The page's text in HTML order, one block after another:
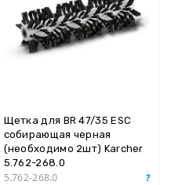
Щетка для BR 47/35 ESC
собирающая черная
(необходимо 2шт) Karcher
5.762-268.0
5.762-268.0